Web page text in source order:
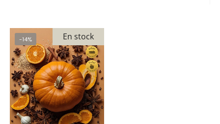
-14% En stock